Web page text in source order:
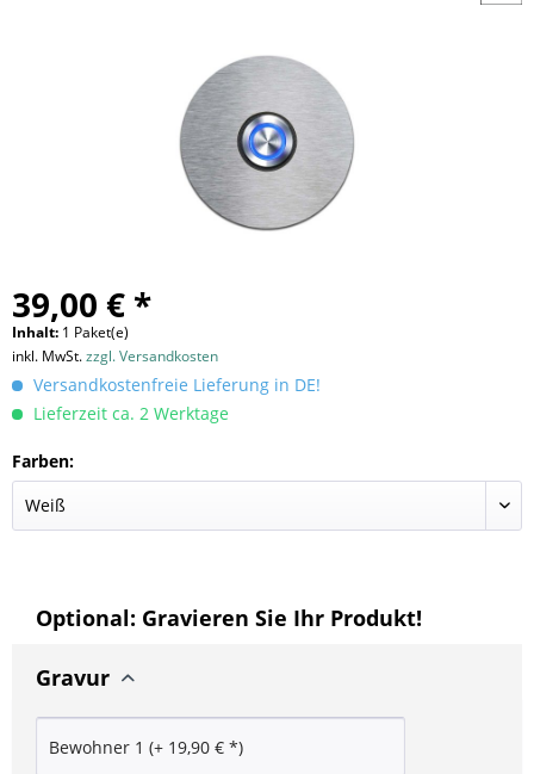
39,00 € *
Inhalt: 1 Paket(e)
inkl. MwSt.zzgl. Versandkosten
Versandkostenfreie Lieferung in DE!
Lieferzeit ca. 2 Werktage
Farben:
Optional: Gravieren Sie Ihr Produkt!
Gravur